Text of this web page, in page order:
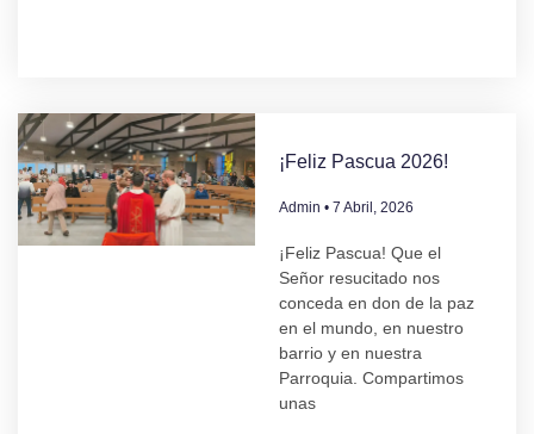
¡Feliz Pascua 2026!
Admin 7 Abril, 2026
¡Feliz Pascua! Que el
Señor resucitado nos
conceda en don de la paz
en el mundo, en nuestro
barrio y en nuestra
Parroquia. Compartimos
unas